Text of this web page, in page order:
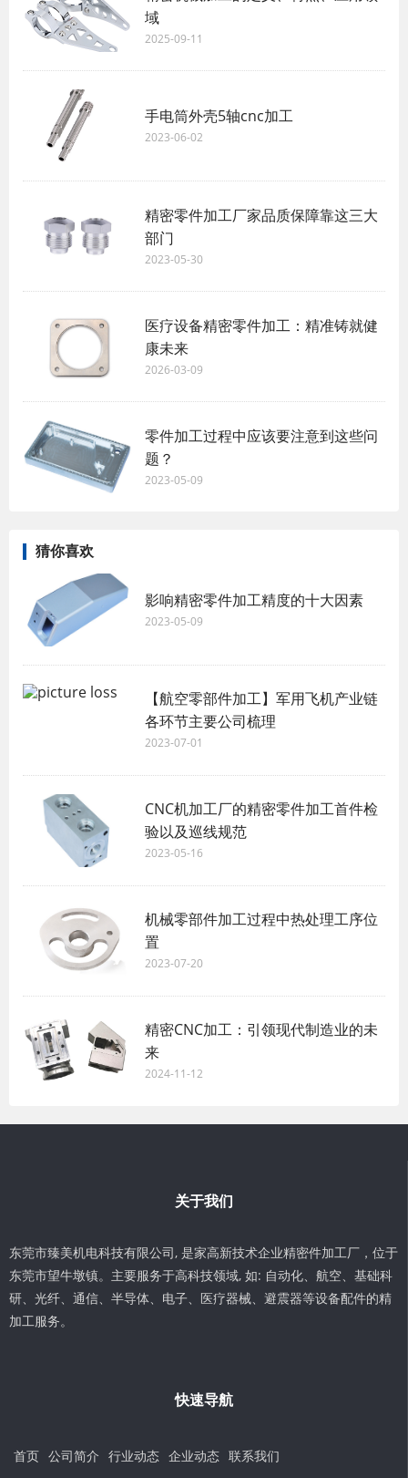
域
2025-09-11
手电筒外壳5轴cnc加工
2023-06-02
精密零件加工厂家​品质保障靠这三大
部门
2023-05-30
医疗设备精密零件加工：精准铸就健
康未来
2026-03-09
零件加工过程中应该要注意到这些问
题？
2023-05-09
猜你喜欢
影响精密零件加工精度的十大因素
2023-05-09
【航空零部件加工】军用飞机产业链
各环节主要公司梳理
2023-07-01
CNC机加工厂的精密零件加工首件检
验以及巡线规范
2023-05-16
机械零部件加工过程中热处理工序位
置
2023-07-20
精密CNC加工：引领现代制造业的未
来
2024-11-12
关于我们
东莞市臻美机电科技有限公司, 是家高新技术企业精密件加工厂，位于
东莞市望牛墩镇。主要服务于高科技领域, 如: 自动化、航空、基础科
研、光纤、通信、半导体、电子、医疗器械、避震器等设备配件的精
加工服务。
快速导航
首页 公司简介 行业动态 企业动态 联系我们